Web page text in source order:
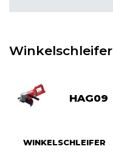
Winkelschleifer
HAG09
WINKELSCHLEIFER